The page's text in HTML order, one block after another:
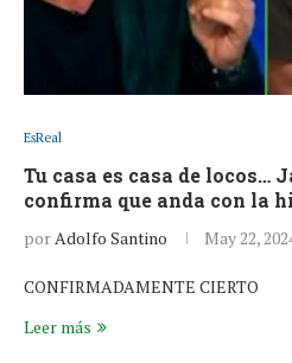
EsReal
Tu casa es casa de locos…
confirma que anda con la
porAdolfo Santino May 22,
CONFIRMADAMENTE CIERTO
Leer más